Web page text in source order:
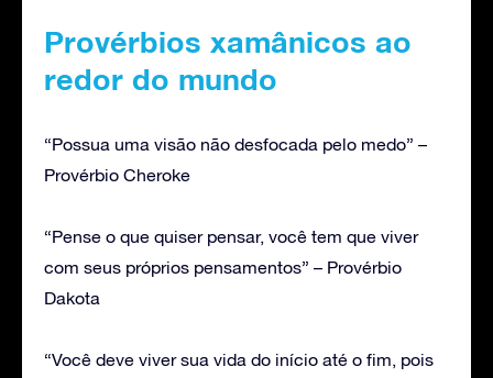
Provérbios xamânicos ao
redor do mundo
“Possua uma visão não desfocada pelo medo” –
Provérbio Cheroke
“Pense o que quiser pensar, você tem que viver
com seus próprios pensamentos” – Provérbio
Dakota
“Você deve viver sua vida do início até o fim, pois